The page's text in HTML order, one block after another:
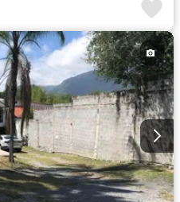
con closet
Sala polivalente
Wifi
Zonas verdes